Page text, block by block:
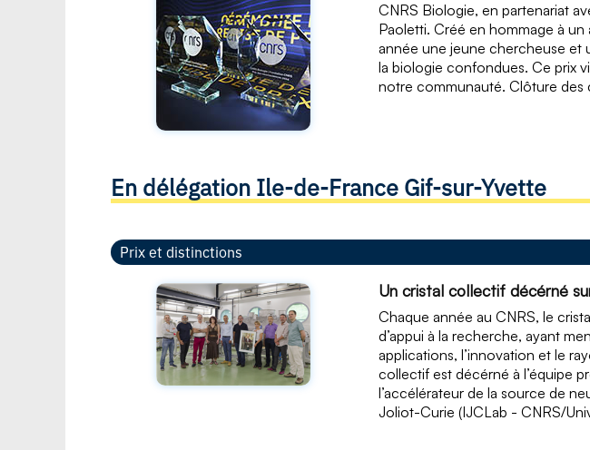
CNRS Biologie, en partenariat
Paoletti. Créé en hommage à
année une jeune chercheuse et
la biologie confondues. Ce prix
notre communauté. Clôture des
En délégation Ile-de-France Gif-sur-Yvette
Prix et distinctions
Un cristal collectif décérné
Chaque année au CNRS, le
d’appui à la recherche, ayant
applications, l’innovation et le
collectif est décérné à l’équipe
l’accélérateur de la source de
Joliot-Curie (IJCLab - CNRS/